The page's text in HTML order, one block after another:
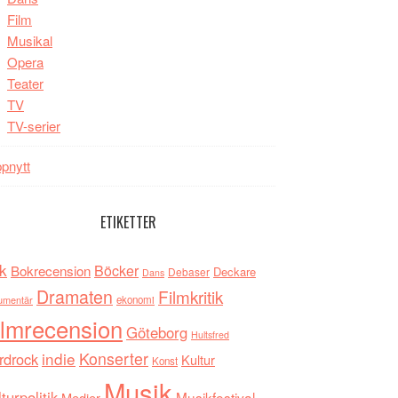
Film
Musikal
Opera
Teater
TV
TV-serier
ETIKETTER
Bokrecension Böcker Dans Debaser Deckare
Dramaten ekonomi Filmkritik
Göteborg Hultsfred
indie Konserter Konst Kultur